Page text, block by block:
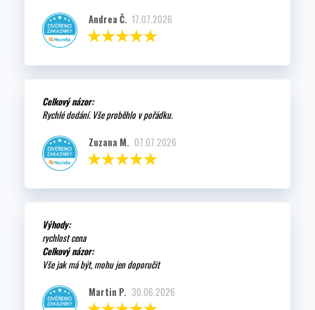
Andrea Č. 17.07.2026
Celkový názor:
Rychlé dodání. Vše proběhlo v pořádku.
Zuzana M. 07.07.2026
Výhody:
rychlost cena
Celkový názor:
Vše jak má být, mohu jen doporučit
Martin P. 30.06.2026